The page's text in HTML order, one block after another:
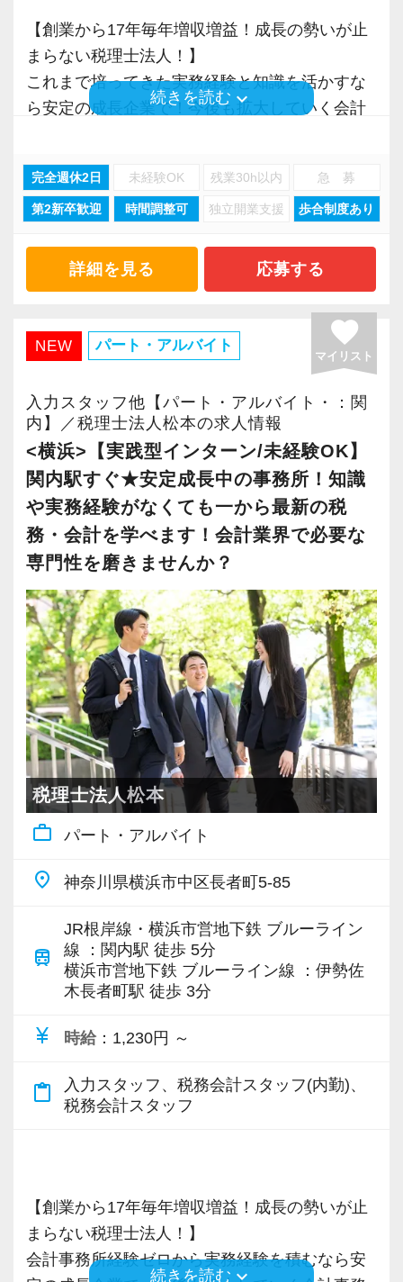
数字が好きで人と関わるのが好きな人でした
ら、この仕事に向いていると思います。
お客様からの「ありがとう」が、最大のやりが
はじめての仕事には不安もあるかもしれません
が、当社は同じ目標をもったインターンの数も
多く心強いですよ。やる気のある方、ご応募お
待ちしています！
します。
そのため、勢いだけではどうにもならない課題
や問題点もでてきますが、一つずつ確実に乗り
越えていきましょう！
付ける経験を積むことが自信に繋がります。
多くのインターン生を育成した実績があります
の成⻑を日々実感して頂けると思います。
自分が「将来こうなりたい」「こんな風に成⻑
したい」「こういうサービスを提供したい」と
いう夢を語れる若いパワーのある方を求めてい
ます。
新しい扉を開けるのはとても勇気がいることで
すが、輝ける未来のために一歩を踏み出して一
緒に頑張っていきませんか？
【現役スタッフの声】
インターンから新卒で入社しました。
インターン時代は「ここまでやるの！？」とい
うくらい実践に近い形の業務を任されて大変な1
年でしたが、だからこそ実力がつき達成感を得
ることができました。
まだ入社１年目ですが、すでに法人20件・個人8
件を担当させてもらっています。
現在は、税理士を目指して勉強にも励んでいま
す。
オフィスに税理士がいるので、わからないこと
はすぐ聞けるのがいいですね。
在、後輩の手本になるような存在になれるよう
会社の良いところは“温かさ”があります。
お客様に対しても、仲間に対しても、アットホ
チームで動いているので、わからないことや困
くことができて安心です。
お客様からの「ありがとう」が、最大のやりが
いになります！
いるので効率よくストレスフリーに業務をこな
せます。
ぜひ体験してください！
キャリアステップは等級制（1〜6等級）で、求
められる業務レベルや役割を明確にしていま
ステップアップが可能です。
昇級は年に2回の自己申請制で何度でもチャレン
【定期的な班替えや席替えで、より多くのこと
を学べる体制！】
当社ではフリーアドレスと固定席を併用しなが
ら業務を行っています。
そのなかで定期的な席替えやチームの班替えを
実施。得意分野や経験の異なる様々な人と一緒
に仕事を行うことで、より柔軟かつ多彩なノウ
ハウや知識を身に付けられる体制を整えていま
す。
また関西・関東とそれぞれの拠点での交流もあ
り、オンライン・オフラインを問わず気軽に話
し合える社風です。
【各種社会保険完備、ユニークな手当制度あ
り】
社会保険等の一般的な福利厚生の他に、各種手
当も充実。
税務能力検定等の資格検定に合格するともらえ
る「合格手当」、社員には入社3年（5万円）・5
す。
consulting.com/recruit/environment/benefits）
【成長のための5つのこだわりを大事にしていま
仕事をする上では5つのこだわり「クイックレス
配り」を掲げ、一人ひとりが実行しています。
【求職者へのメッセージ】
異業種からの転職者が多く、銀行員・営業・保
険外交員・経理・事務などユニークな職歴を持
ルの向上を目指し、税務のプロとして高い信頼
を獲得していきます。
お客様から信頼され、心の通ったサービスを提
供する真の「税務プロフェッショナル」として
【将来オフィスをお任せできる貴方の力を求め
ています】
らなる活躍の場を求めている貴方の力を発揮で
きる職場です。
新たなマネージャー候補として、将来的にオフ
ィスを任せられる方の力を求めています。
やる気とコミュニケーション能力を重視しま
す。
税理士はサービス業です。誠実に仕事を行い、
お客様に満足していただくことを大事にしてく
れる方を求めています。
スキルと経験に合わせてキャリアを重ねつつ、
部下のマネジメントも少しずつお任せして自信
を持っていけるよう私たちもバックアップしま
す。
最初は自信が無くても意欲があれば大丈夫で
す。
一緒に事務所を盛り立てていただける方をお待
ちしています！
【こんな方を求めています】
・情熱を持って仕事ができ、途中で諦めない人
・積極性と向上心を持ち合わせている人
【ITシステム完備で効率よく業務をこなせま
代表が作業環境にも気を配っており、デュアル
入力もAI-OCRを使用して、業務効率化とペーパ
ーレス化を進めています。kintoneや
せます。
ぜひ体験してください！
【明確なキャリアパスで成長をバックアップし
ています。
また、職場環境の改善に積極的に取り組む企業
に対して認証される「社労士診断認証制度」を
施企業」の認定を受け、今後も社員が働きやす
い環境づくりを積極的に推進していきます。
おりますので、当社で将来の不安なく働いてみ
ませんか？
【新宿の事務所はこんなオフィスです】
20代のスタッフが多数在籍しており、当社拠点
のなかでも一番明るく元気なオフィスです。
新宿三丁目駅直結で交通の便がよく、通勤しや
すい立地にあります。
飲食業や接客業のお客様が多く、お客様のご紹
介から新しいお客様も増えております。
実務重視の研修を幅広く実施しているため、ス
ピーディーに経験値を積むことができるのが最
大の魅力です。
バリバリ働いて活躍したい方、大歓迎です！
これからますます成長していく新宿オフィス
で、一緒に成長していきましょう！
【ご紹介が多い安定企業でお客様から一番に信
頼される税務のプロを目指せます】
私達は「税務のプロフェッショナルとしてお客
様に寄り添う」ことが一つの使命です。
お客様から「こうしたい」という理想をいただ
きく力を発揮できる存在でありたいと考えてい
ます。ご紹介案件が7割を超えているのも、そう
いった私たちの姿勢がお客様から評価されてい
ルの向上を目指し、税務のプロとして高い信頼
の道を私たちと一緒に歩んでみませんか？
【目指すは“大家族のような会社”明るく楽しく一
【創業から17年毎年増収増益！成長の勢いが止
まらない税理士法人！】
これまで培ってきた実務経験と知識を活かすな
ら安定の成長企業で！今後も拡大していく会計
現在当社では「渋谷」「新宿」「錦糸町」
ます。
2021年6月に「渋谷オフィス」を新設し、その
後「新宿オフィス」「大阪オフィス」「錦糸町
オフィス」が拡張移転！
さらに2022年12月には「柏オフィス」を開設
し、2025年には大阪オフィスを増床するなど、
事業拡大を続けています。
安定性抜群の環境で自己成長を実現できます。
社員の持つ「やる・やりたい」という気持ちを
大事にしているため、資格を持っていなくて
も、スピーディーなキャリアアップが可能で
す！
会計事務所経験者の方には幅広い業務に携わっ
ていただき、早い段階から部下やチームのマネ
ジメント業務にも挑戦できます！これまでの経
験・知識を活かしながら、さらに上のステージ
でキャリアアップをしませんか？
【対象業種100種以上！節税・融資・税務調査に
強い税理士法人です】
創業以来17年連続増収増益、顧問先数2500以
お客様に事務所までご来社いただく来所型サー
ビスで、中小企業の経営を幅広くサポートして
います。
専門Webサイトを10サイト以上運営しており、
各オフィスに国税OB税理士が在籍しているの
で、税務調査にも精通しています。
そのため、全拠点でスタッフの増員に力を入れ
ており、さらなるサービス品質の向上を目指し
ています。
続きを読む keyboard_arrow_down
完全週休2日 未経験OK 残業30h以内 急 募
第2新卒歓迎 時間調整可 独立開業支援 歩合制度あり
詳細を見る 応募する
NEW パート・アルバイト favorite
マイリスト
入力スタッフ他【パート・アルバイト・：関
内】／税理士法人松本の求人情報
<横浜>【実践型インターン/未経験OK】
関内駅すぐ★安定成長中の事務所！知識
や実務経験がなくても一から最新の税
務・会計を学べます！会計業界で必要な
専門性を磨きませんか？
税理士法人松本
work_outline パート・アルバイト
place 神奈川県横浜市中区長者町5-85
train
JR根岸線・横浜市営地下鉄 ブルーライン
線 ：関内駅 徒歩 5分
横浜市営地下鉄 ブルーライン線 ：伊勢佐
木長者町駅 徒歩 3分
currency_yen 時給 ：1,230円 ～
content_paste
入力スタッフ、税務会計スタッフ(内勤)、
税務会計スタッフ
【創業から17年毎年増収増益！成長の勢いが止
まらない税理士法人！】
会計事務所経験ゼロから実務経験を積むなら安
続きを読む keyboard_arrow_down